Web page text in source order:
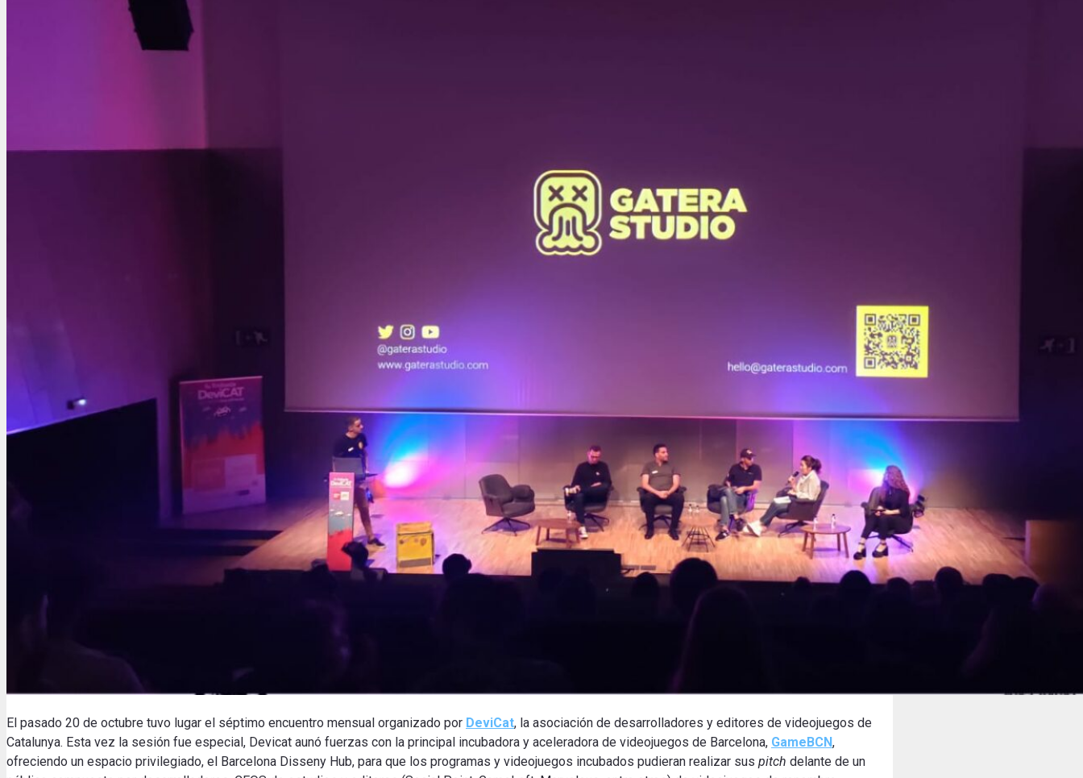
El pasado 20 de octubre tuvo lugar el séptimo encuentro mensual organizado por DeviCat, la asociación de desarrolladores y editores de videojuegos de
Catalunya. Esta vez la sesión fue especial, Devicat aunó fuerzas con la principal incubadora y aceleradora de videojuegos de Barcelona, GameBCN,
ofreciendo un espacio privilegiado, el Barcelona Disseny Hub, para que los programas y videojuegos incubados pudieran realizar sus pitch delante de un